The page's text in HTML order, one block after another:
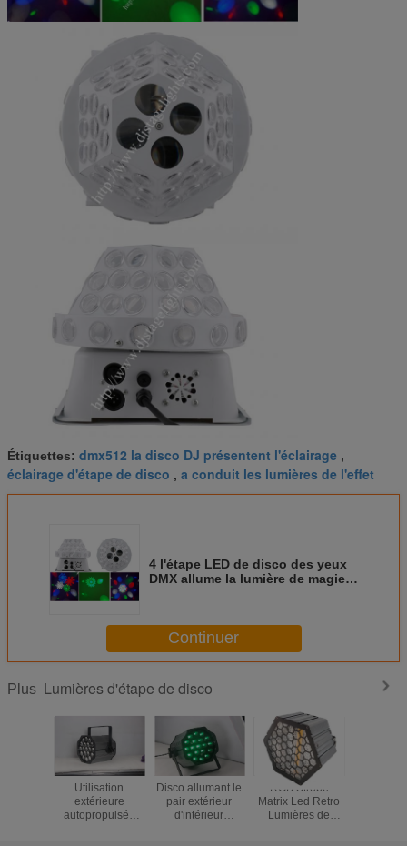
Étiquettes: dmx512 la disco DJ présentent l'éclairage ,
éclairage d'étape de disco , a conduit les lumières de l'effet
4 l'étape LED de disco des yeux
DMX allume la lumière de magie
Continuer
Plus Lumières d'étape de disco
Utilisation
extérieure
autopropulsée
Disco allumant le
pair extérieur
d'intérieur
RGB Strobe
Matrix Led Retro
Lumières de